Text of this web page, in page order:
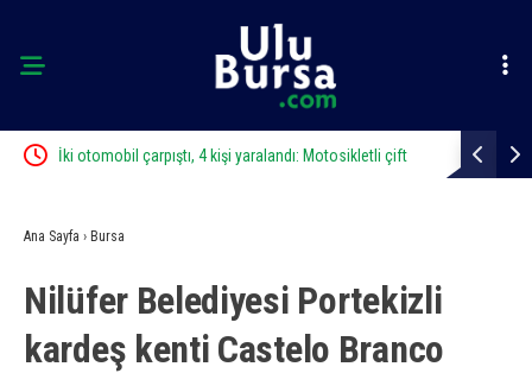
çift Karacabey’de ormanlık alanda yangın paniği
Ana Sayfa › Bursa
Nilüfer Belediyesi Portekizli
kardeş kenti Castelo Branco